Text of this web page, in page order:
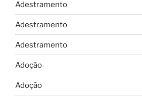
Adestramento
Adestramento
Adestramento
Adoção
Adoção